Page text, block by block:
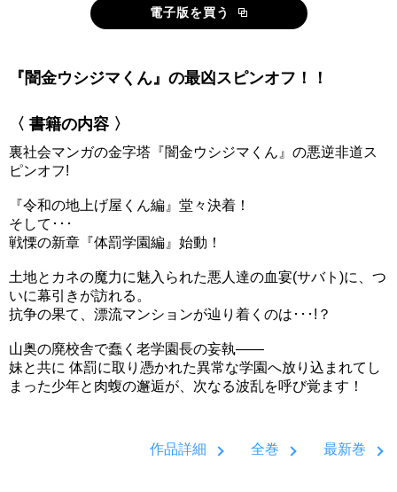
電子版を買う
『闇金ウシジマくん』の最凶スピンオフ！！
〈 書籍の内容 〉
裏社会マンガの金字塔『闇金ウシジマくん』の悪逆非道ス
ピンオフ!
『令和の地上げ屋くん編』堂々決着！
そして･･･
戦慄の新章『体罰学園編』始動！
土地とカネの魔力に魅入られた悪人達の血宴(サバト)に、つ
いに幕引きが訪れる。
抗争の果て、漂流マンションが辿り着くのは･･･!？
山奥の廃校舎で蠢く老学園長の妄執――
妹と共に 体罰に取り憑かれた異常な学園へ放り込まれてし
まった少年と肉蝮の邂逅が、次なる波乱を呼び覚ます！
作品詳細 全巻 最新巻